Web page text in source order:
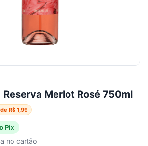
Reserva Merlot Rosé 750ml
R$ 1,99
Pix
no cartão